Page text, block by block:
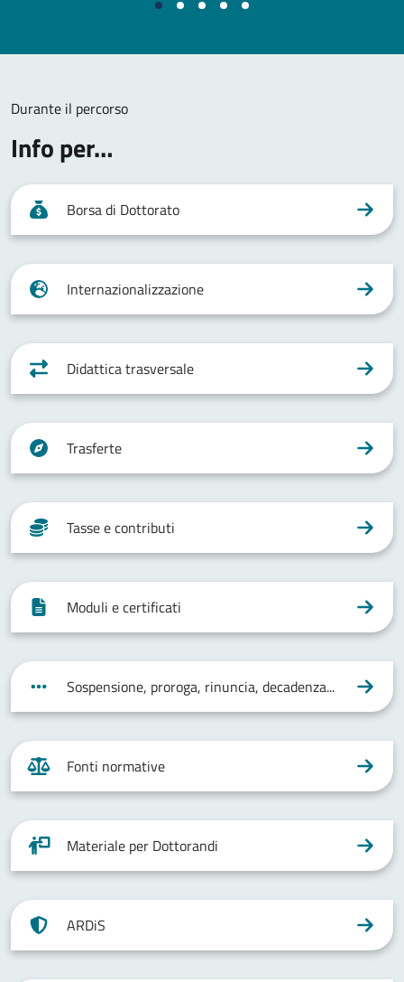
Durante il percorso
Info per…
Borsa di Dottorato
Internazionalizzazione
Didattica trasversale
Trasferte
Tasse e contributi
Moduli e certificati
Sospensione, proroga, rinuncia, decadenza...
Fonti normative
Materiale per Dottorandi
ARDiS